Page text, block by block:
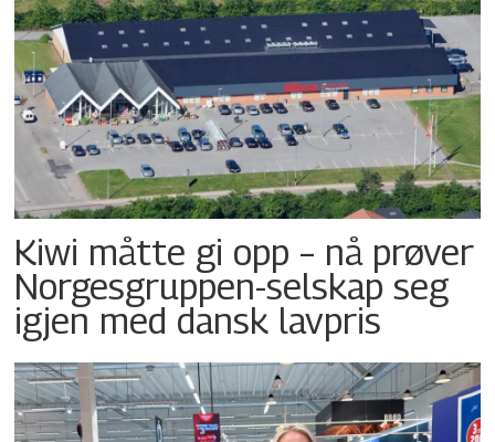
Kiwi måtte gi opp – nå prøver
Norgesgruppen-selskap seg
igjen med dansk lavpris